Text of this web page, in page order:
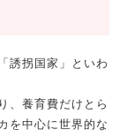
誘拐国家」といわ
、養育費だけとら
を中心に世界的な